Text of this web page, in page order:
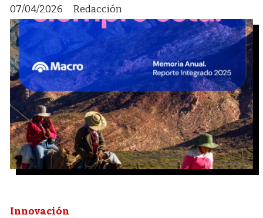
Redacción
07/04/2026
Innovación